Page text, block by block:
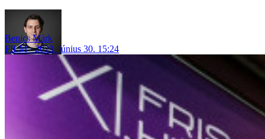
Benics Márk
FILM
2023. június 30. 15:24